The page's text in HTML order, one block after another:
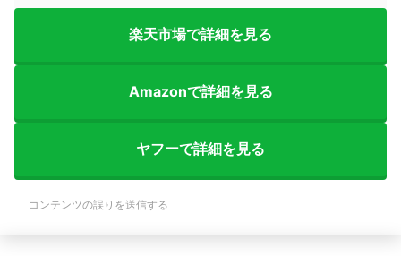
楽天市場で詳細を見る
Amazonで詳細を見る
ヤフーで詳細を見る
コンテンツの誤りを送信する